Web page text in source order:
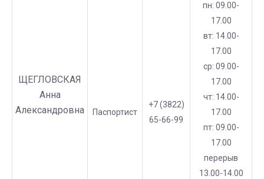
ЩЕГЛОВСКАЯ
Анна
Александровна
Паспортист
+7 (3822)
65-66-99
пн: 09.00-
17.00
вт: 14.00-
17.00
ср: 09.00-
17.00
чт: 14.00-
17.00
пт: 09.00-
17.00
перерыв
13.00-14.00